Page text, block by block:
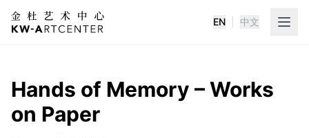
K&W Art Center
EN 中文
Hands of Memory – Works
on Paper